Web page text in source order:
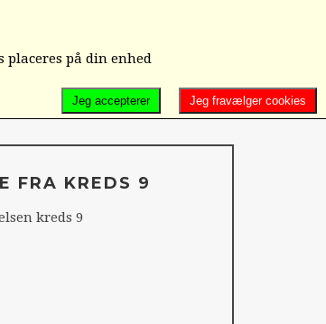
FRA KREDS 9
kreds 9
placeres på din enhed
Jeg fravælger cookies
Jeg accepterer